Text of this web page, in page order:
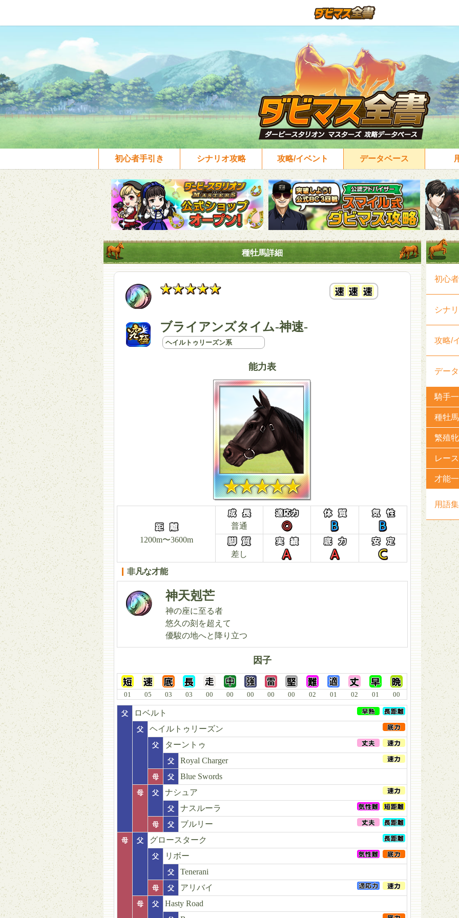
初心者手引き シナリオ攻略 攻略/イベント データベース
種牡馬詳細
ブライアンズタイム-神速-
ヘイルトゥリーズン系
能力表
1200m〜3600m
普通
差し
非凡な才能
神天剋芒
神の座に至る者
悠久の刻を超えて
優駿の地へと降り立つ
因子
01 05 03 03 00 00 00 00 00 02 01 02 01 00
父 ロベルト
父 ヘイルトゥリーズン
父 ターントゥ
父 Royal Charger
母 父 Blue Swords
母 父 ナシュア
父 ナスルーラ
母 父 ブルリー
母 父 グロースターク
父 リボー
父 Tenerani
母 父 アリバイ
母 父 Hasty Road
初心
シナ
攻略/
デー
騎手
種牡
繁殖
レー
才能
用語集